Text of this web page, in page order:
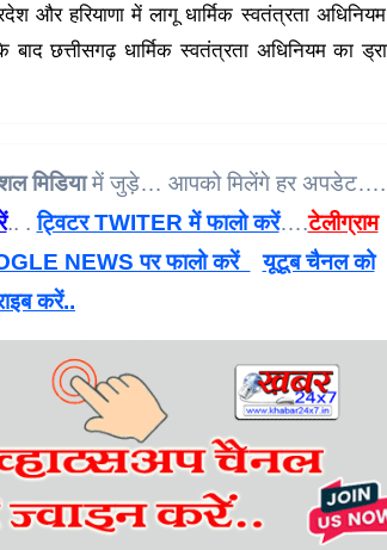
और हरियाणा में लागू धार्मिक स्वतंत्रता
छत्तीसगढ़ धार्मिक स्वतंत्रता अधिनियम का
मिडियामें जुड़े… आपको मिलेंगे हर
.. .ट्विटर TWITER में फालो करें….टेलीग्राम
NEWS पर फालो करें
यूटूब चैनल को
करें..